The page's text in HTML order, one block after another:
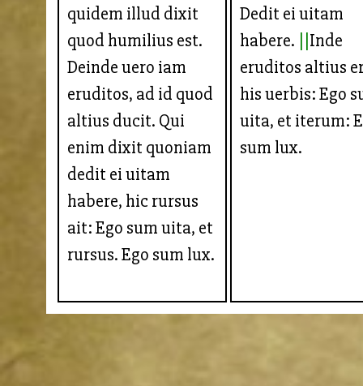
quidem illud dixit
quod humilius est.
Deinde uero iam
eruditos, ad id quod
altius ducit. Qui
enim dixit quoniam
dedit ei uitam
habere, hic rursus
ait: Ego sum uita, et
rursus. Ego sum lux.
Dedit ei uitam
habere.
Inde
eruditos altius
his uerbis: Ego
uita, et iterum:
sum lux.